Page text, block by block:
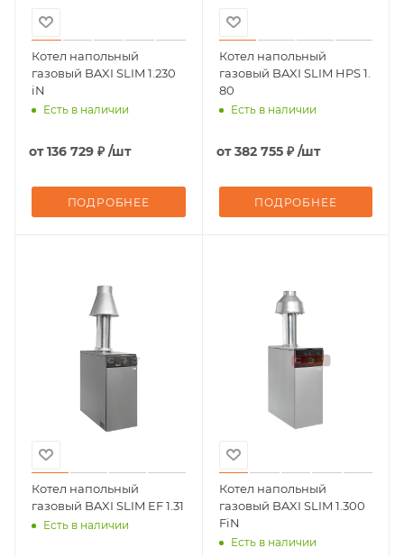
Котел напольный
газовый BAXI SLIM 1.230
iN
Есть в наличии
от136 729 ₽ /шт
ПОДРОБНЕЕ
Котел напольный
газовый BAXI SLIM HPS 1.
80
Есть в наличии
от382 755 ₽ /шт
ПОДРОБНЕЕ
Котел напольный
газовый BAXI SLIM EF 1.31
Есть в наличии
Котел напольный
газовый BAXI SLIM 1.300
FiN
Есть в наличии